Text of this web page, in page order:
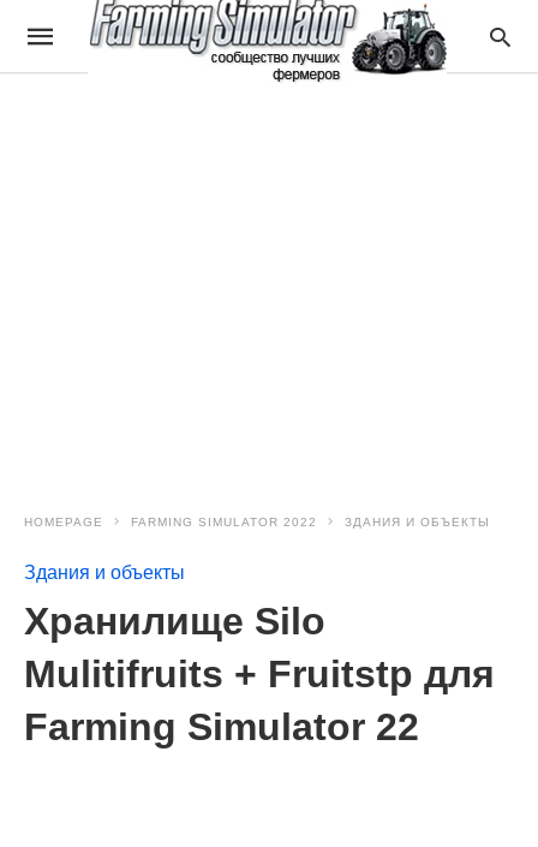
HOMEPAGE FARMING SIMULATOR 2022 ЗДАНИЯ И ОБЪЕКТЫ
Здания и объекты
Хранилище Silo
Mulitifruits + Fruitstp для
Farming Simulator 22